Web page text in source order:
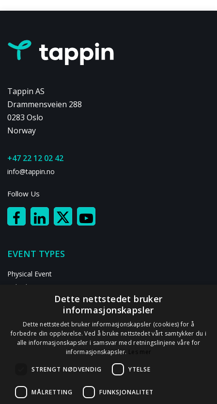
Tappin AS
Drammensveien 288
0283 Oslo
Norway
+47 22 12 02 42
info@tappin.no
Follow Us
EVENT TYPES
Physical Event
Hybrid Event
RESOURCES
ABOUT US
Privacy Statement
GDPR Information
Data Processor Agreement
Dette nettstedet bruker
informasjonskapsler
Dette nettstedet bruker informasjonskapsler (cookies) for å
forbedre din opplevelse. Ved å bruke nettstedet vårt samtykker du i
alle informasjonskapsler i samsvar med retningslinjene våre for
informasjonskapsler. Les mer
STRENGT NØDVENDIG YTELSE
MÅLRETTING FUNKSJONALITET